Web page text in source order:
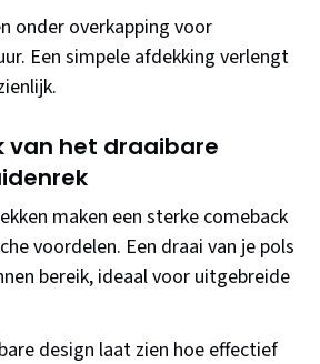
onder overkapping voor
Een simpele afdekking verlengt
van het draaibare
maken een sterke comeback
voordelen. Een draai van je pols
bereik, ideaal voor uitgebreide
design laat zien hoe effectief